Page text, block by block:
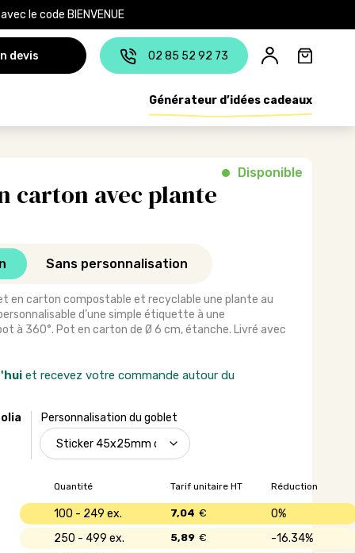
le code BIENVENUE
devis
02 85 52 92 73
Générateur d’idées cadeaux
carton avec plante
Disponible
Sans personnalisation
en carton compostable et recyclable une plante au
d’une simple étiquette à une
à 360°. Pot en carton de Ø 6 cm, étanche. Livré avec
et recevez votre commande autour du
Personnalisation du goblet
Quantité Réduction
Tarif unitaire HT
100 - 249 0%
7,04 €
250 - 499 16.34%
5,89 €